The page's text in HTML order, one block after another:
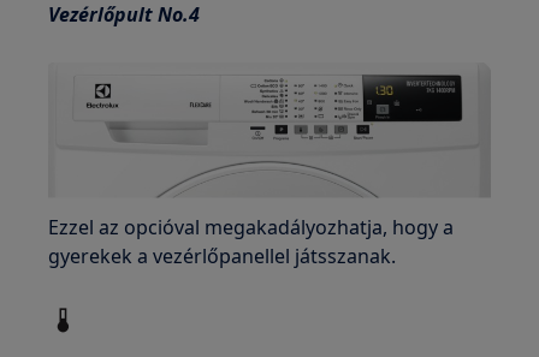
Vezérlőpult No.4
Ezzel az opcióval megakadályozhatja, hogy a
gyerekek a vezérlőpanellel játsszanak.